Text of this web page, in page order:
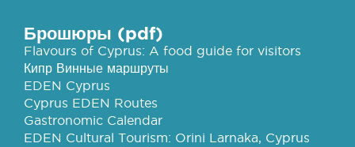
Брошюры (pdf)
Flavours of Cyprus: A food guide for visitors
Кипр Винные маршруты
EDEN Cyprus
Cyprus EDEN Routes
Gastronomic Calendar
EDEN Cultural Tourism: Orini Larnaka, Cyprus